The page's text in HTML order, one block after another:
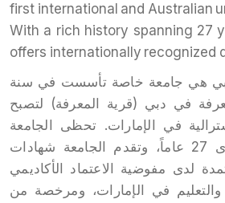
first international and Australian
With a rich history spanning 27
offers internationally recognized
هي جامعة خاصة تأسست في سنة
في دبي (قرية المعرفة) لتصبح
في الإمارات. تحظى الجامعة
بتاريخٍ حافل على مدى 27 عاماً، وتقدم الجامعة شهادات
لدى مفوضية الاعتماد الأكاديمي
والتعليم في الإمارات، ومرخصة من